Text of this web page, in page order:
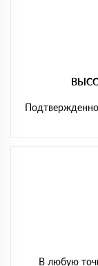
В любую